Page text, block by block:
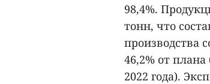
98,4%.
тонн, что
производства
46,2% от
2022 года).